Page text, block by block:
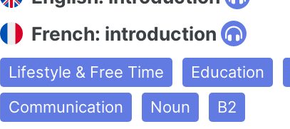
French: introduction
Lifestyle & Free Time Education
Communication
Noun B2